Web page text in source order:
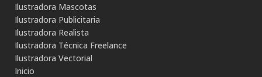
Ilustradora Mascotas
Ilustradora Publicitaria
Ilustradora Realista
Ilustradora Técnica Freelance
Ilustradora Vectorial
Inicio